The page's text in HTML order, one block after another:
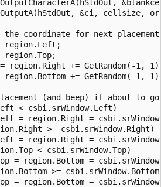
&ci, cellsize,
the coordinate for next
region.Left;
region.Top;
region.Right += GetRandom(-1,
region.Bottom += GetRandom(-1,
(and beep) if about to
< csbi.srWindow.Left)
= region.Right =
>= csbi.srWindow.Right)
= region.Right =
< csbi.srWindow.Top)
= region.Bottom =
>=
= region.Bottom =